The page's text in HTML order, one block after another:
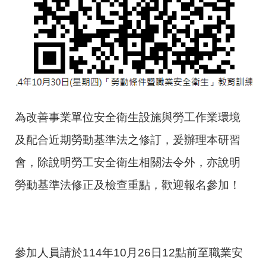
為改善事業單位安全衛生設施與勞工作業環境
及配合近期勞動基準法之修訂，爰辦理本研習
會，除說明勞工安全衛生相關法令外，亦說明
勞動基準法修正及檢查重點，歡迎報名參加！
參加人員請於114年10月26日12點前至職業安